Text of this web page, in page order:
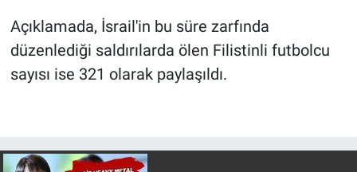
Açıklamada, İsrail'in bu süre zarfında
düzenlediği saldırılarda ölen Filistinli futbolcu
sayısı ise 321 olarak paylaşıldı.
Sağlık
Spor